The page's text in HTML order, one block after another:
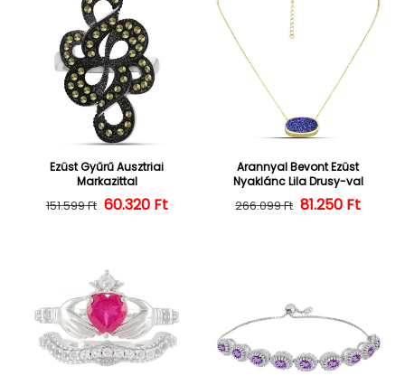
Ezüst Gyűrű Ausztriai
Markazittal
Normál ár
151.599 Ft Kedvezményes ár
60.320 Ft
Arannyal Bevont Ezüst
Nyaklánc Lila Drusy-val
Normál ár
266.099 Ft 81.250 Ft